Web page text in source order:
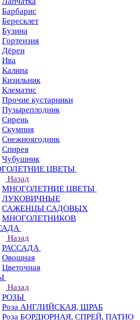
Барбарис
Бересклет
Бузина
Гортензия
Дёрен
Ива
Калина
Кизильник
Клематис
Прочие кустарники
Пузыреплодник
Сирень
Скумпия
Снежноягодник
Спирея
Чубушник
ЦВЕТЫ
Назад
МНОГОЛЕТНИЕ ЦВЕТЫ
ЛУКОВИЧНЫЕ
САЖЕНЦЫ САДОВЫХ
МНОГОЛЕТНИКОВ
Назад
РАССАДА
Овощная
Цветочная
Назад
РОЗЫ
Роза АНГЛИЙСКАЯ, ШРАБ
Роза БОРДЮРНАЯ, СПРЕЙ, ПАТИО